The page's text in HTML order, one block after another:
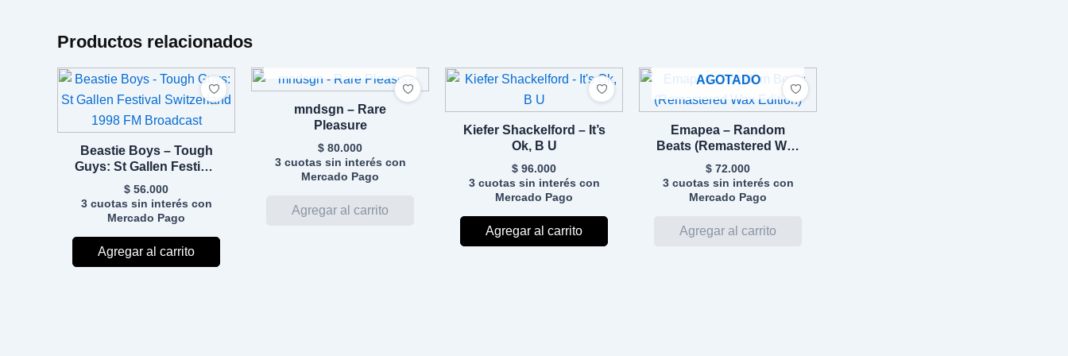
Productos relacionados
Beastie Boys – Tough
Guys: St Gallen Festival
Switzerland 1998 FM
Broadcast
$ 56.000
3 cuotas sin interés con
Mercado Pago
Agregar al carrito
mndsgn – Rare
Pleasure
$ 80.000
3 cuotas sin interés con
Mercado Pago
Kiefer Shackelford – It’s
Ok, B U
$ 96.000
3 cuotas sin interés con
Mercado Pago
Agregar al carrito
AGOTADO
Emapea – Random
Beats (Remastered Wax
Edition)
$ 72.000
3 cuotas sin interés con
Mercado Pago